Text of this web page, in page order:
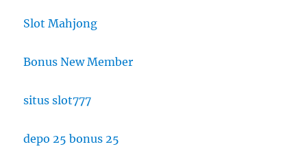
Slot Mahjong
Bonus New Member
situs slot777
depo 25 bonus 25